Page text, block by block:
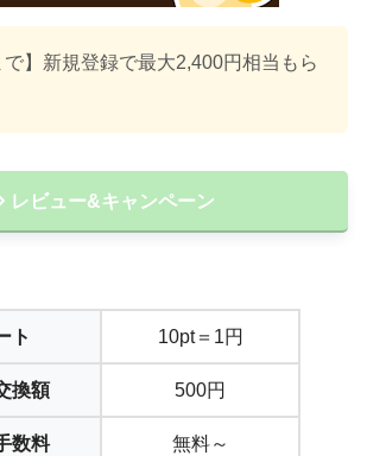
で】新規登録で最大2,400円相当もら
レビュー&キャンペーン
ト 10pt＝1円
換額 500円
数料 無料～